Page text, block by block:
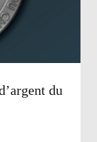
du